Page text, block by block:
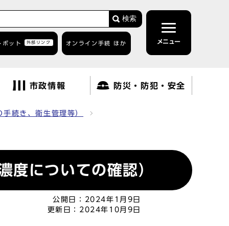
検索
ボット 外部リンク オンライン手続 ほか メニュー
市政情報 防災・防犯・安全
続き、衛生管理等）
度についての確認）
公開日：
2024年1月9日
更新日： 2024年10月9日